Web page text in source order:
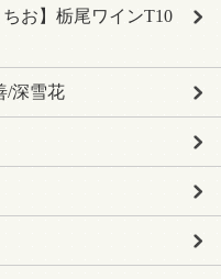
お】栃尾ワインT10
/深雪花